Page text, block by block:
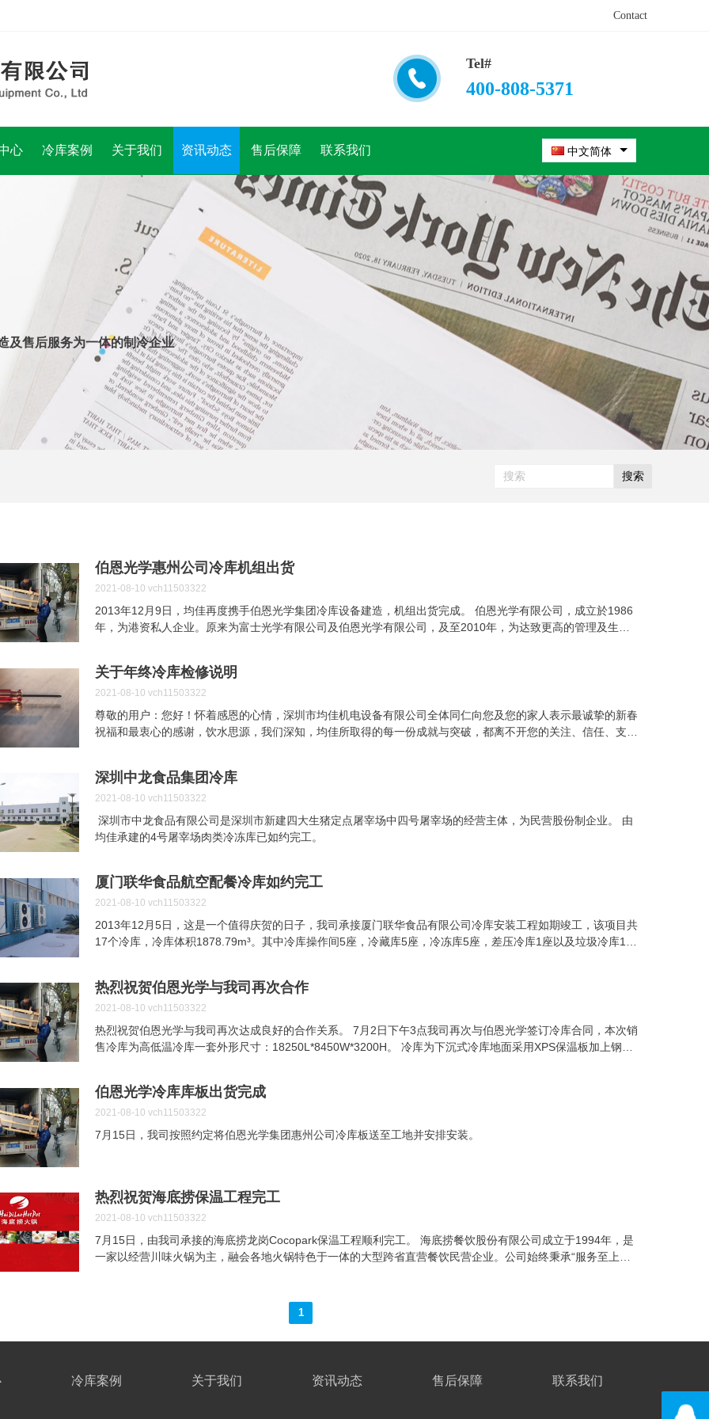
Contact
Tel#
400-808-5371
心 冷库案例 关于我们 资讯动态 售后保障 联系我们 中文简体
及售后服务为一体的制冷企业
搜索
伯恩光学惠州公司冷库机组出货
2021-08-10 vch11503322
2013年12月9日，均佳再度携手伯恩光学集团冷库设备建造，机组出货完成。 伯恩光学有限公司，成立於1986
年，为港资私人企业。原来为富士光学有限公司及伯恩光学有限公司，及至2010年，为达致更高的管理及生产
占额为全球第一位。及至2001年，手机行业开始涉足面板保护玻璃，从试产到大量并广泛采用之间，不过短短
两三年之间。凭藉不断创新，不断改进及不断求变的精神，富士和伯恩两个名字，在各个世界级手机品牌的客户
心目中，已是金漆招牌。
关于年终冷库检修说明
2021-08-10 vch11503322
尊敬的用户：您好！怀着感恩的心情，深圳市均佳机电设备有限公司全体同仁向您及您的家人表示最诚挚的新春
祝福和最衷心的感谢，饮水思源，我们深知，均佳所取得的每一份成就与突破，都离不开您的关注、信任、支持
责人的联系方式给我们或者直接联系我们。祝商祺！ 深圳市均佳机电设备有限公司2013年12月21日
深圳中龙食品集团冷库
2021-08-10 vch11503322
深圳市中龙食品有限公司是深圳市新建四大生猪定点屠宰场中四号屠宰场的经营主体，为民营股份制企业。 由
均佳承建的4号屠宰场肉类冷冻库已如约完工。
厦门联华食品航空配餐冷库如约完工
2021-08-10 vch11503322
2013年12月5日，这是一个值得庆贺的日子，我司承接厦门联华食品有限公司冷库安装工程如期竣工，该项目共
17个冷库，冷库体积1878.79m³。其中冷库操作间5座，冷藏库5座，冷冻库5座，差压冷库1座以及垃圾冷库1
华食品有限公司，厦门联华食品的产品大部分都是直销日本最大最好的超商“伊藤洋华堂”及便利店“7-11”，并独
家为日本全日空（ANA）航空公司供应其从中国全部返程航班上的机内供餐。 联华食品有限公司对冷库设
备供应商的选择有着严格要求。在众多初步符合要求的供应商，我司凭借优秀的设计方案、娴熟的安装工艺以及
完美的售后服务和成功案例脱颖而出。 我司能够成为联华食品有限公司制冷设备供应商可以说是实至名
热烈祝贺伯恩光学与我司再次合作
2021-08-10 vch11503322
热烈祝贺伯恩光学与我司再次达成良好的合作关系。 7月2日下午3点我司再次与伯恩光学签订冷库合同，本次销
售冷库为高低温冷库一套外形尺寸：18250L*8450W*3200H。 冷库为下沉式冷库地面采用XPS保温板加上钢筋
伯恩光学冷库库板出货完成
2021-08-10 vch11503322
7月15日，我司按照约定将伯恩光学集团惠州公司冷库板送至工地并安排安装。
热烈祝贺海底捞保温工程完工
2021-08-10 vch11503322
7月15日，由我司承接的海底捞龙岗Cocopark保温工程顺利完工。 海底捞餐饮股份有限公司成立于1994年，是
一家以经营川味火锅为主，融会各地火锅特色于一体的大型跨省直营餐饮民营企业。公司始终秉承“服务至上、
1
冷库案例 关于我们 资讯动态 售后保障 联系我们